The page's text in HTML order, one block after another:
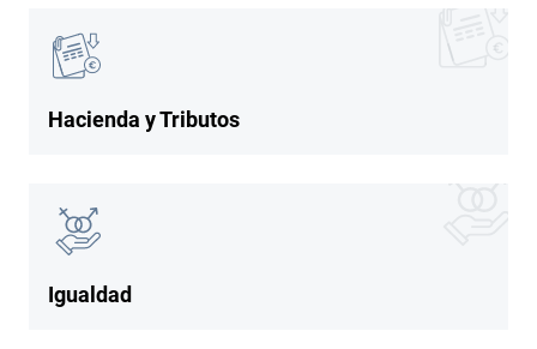
Imagen
Hacienda y Tributos
Imagen
Imagen
Igualdad
Imagen